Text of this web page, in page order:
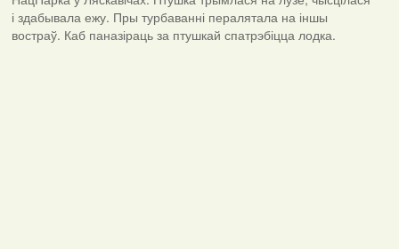
і здабывала ежу. Пры турбаванні пералятала на іншы
востраў. Каб паназіраць за птушкай спатрэбіцца лодка.